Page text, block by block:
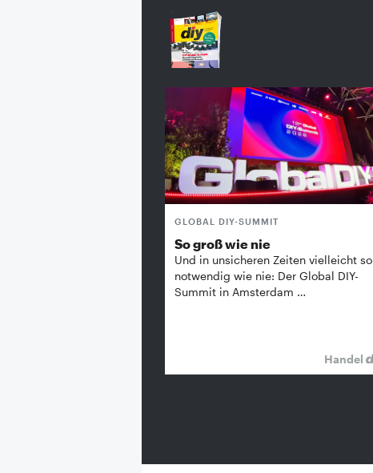
GLOBAL DIY-SUMMIT
So groß wie nie
Und in unsicheren Zeiten vielleicht so
notwendig wie nie: Der Global DIY-
Summit in Amsterdam …
Handel